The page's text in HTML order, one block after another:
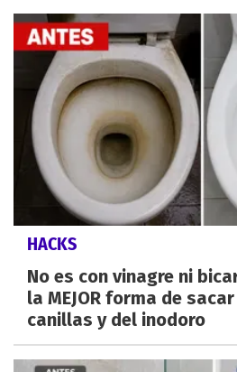
HACKS
No es con vinagre ni
la MEJOR forma de
canillas y del inodoro